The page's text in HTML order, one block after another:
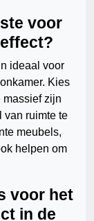
voor
ideaal voor
Kies
massief zijn
van ruimte te
meubels,
helpen om
voor het
in de